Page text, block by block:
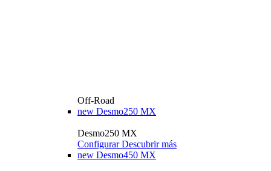
Off-Road
new Desmo250 MX
Desmo250 MX
Configurar Descubrir más
new Desmo450 MX